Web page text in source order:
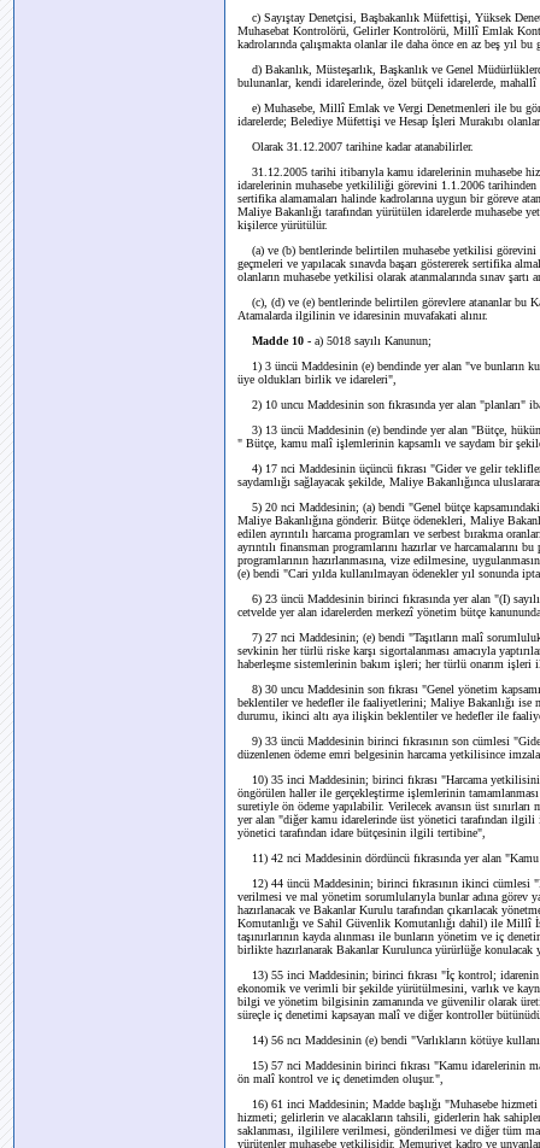
c) Sayıştay Denetçisi, Başbakanlık Müfettişi, Yüksek
Muhasebat Kontrolörü, Gelirler Kontrolörü, Millî Emlak
kadrolarında çalışmakta olanlar ile daha önce en az beş yıl
d) Bakanlık, Müsteşarlık, Başkanlık ve Genel
bulunanlar, kendi idarelerinde, özel bütçeli idarelerde,
e) Muhasebe, Millî Emlak ve Vergi Denetmenleri ile bu
idarelerde; Belediye Müfettişi ve Hesap İşleri Murakıbı
Olarak 31.12.2007 tarihine kadar atanabilirler.
31.12.2005 tarihi itibarıyla kamu idarelerinin muhasebe
idarelerinin muhasebe yetkililiği görevini 1.1.2006 tarihinden
sertifika alamamaları halinde kadrolarına uygun bir göreve
Maliye Bakanlığı tarafından yürütülen idarelerde muhasebe
kişilerce yürütülür.
(a) ve (b) bentlerinde belirtilen muhasebe yetkilisi görevini
geçmeleri ve yapılacak sınavda başarı göstererek sertifika
olanların muhasebe yetkilisi olarak atanmalarında sınav şartı
(c), (d) ve (e) bentlerinde belirtilen görevlere atananlar bu
Atamalarda ilgilinin ve idaresinin muvafakati alınır.
Madde 10 - a) 5018 sayılı Kanunun;
1) 3 üncü Maddesinin (e) bendinde yer alan "ve bunların
üye oldukları birlik ve idareleri",
2) 10 uncu Maddesinin son fıkrasında yer alan "planları"
3) 13 üncü Maddesinin (e) bendinde yer alan "Bütçe,
" Bütçe, kamu malî işlemlerinin kapsamlı ve saydam bir
4) 17 nci Maddesinin üçüncü fıkrası "Gider ve gelir
saydamlığı sağlayacak şekilde, Maliye Bakanlığınca
5) 20 nci Maddesinin; (a) bendi "Genel bütçe kapsamındaki
Maliye Bakanlığına gönderir. Bütçe ödenekleri, Maliye
edilen ayrıntılı harcama programları ve serbest bırakma
ayrıntılı finansman programlarını hazırlar ve harcamalarını
programlarının hazırlanmasına, vize edilmesine,
(e) bendi "Cari yılda kullanılmayan ödenekler yıl sonunda
6) 23 üncü Maddesinin birinci fıkrasında yer alan "(I)
cetvelde yer alan idarelerden merkezî yönetim bütçe
7) 27 nci Maddesinin; (e) bendi "Taşıtların malî
sevkinin her türlü riske karşı sigortalanması amacıyla
haberleşme sistemlerinin bakım işleri; her türlü onarım
8) 30 uncu Maddesinin son fıkrası "Genel yönetim
beklentiler ve hedefler ile faaliyetlerini; Maliye Bakanlığı ise
durumu, ikinci altı aya ilişkin beklentiler ve hedefler ile
9) 33 üncü Maddesinin birinci fıkrasının son cümlesi
düzenlenen ödeme emri belgesinin harcama yetkilisince
10) 35 inci Maddesinin; birinci fıkrası "Harcama
öngörülen haller ile gerçekleştirme işlemlerinin
suretiyle ön ödeme yapılabilir. Verilecek avansın üst
yer alan "diğer kamu idarelerinde üst yönetici tarafından
yönetici tarafından idare bütçesinin ilgili tertibine",
11) 42 nci Maddesinin dördüncü fıkrasında yer alan
12) 44 üncü Maddesinin; birinci fıkrasının ikinci cümlesi
verilmesi ve mal yönetim sorumlularıyla bunlar adına görev
hazırlanacak ve Bakanlar Kurulu tarafından çıkarılacak
Komutanlığı ve Sahil Güvenlik Komutanlığı dahil) ile Millî
taşınırlarının kayda alınması ile bunların yönetim ve iç
birlikte hazırlanarak Bakanlar Kurulunca yürürlüğe
13) 55 inci Maddesinin; birinci fıkrası "İç kontrol;
ekonomik ve verimli bir şekilde yürütülmesini, varlık ve
bilgi ve yönetim bilgisinin zamanında ve güvenilir olarak
süreçle iç denetimi kapsayan malî ve diğer kontroller
14) 56 ncı Maddesinin (e) bendi "Varlıkların kötüye
15) 57 nci Maddesinin birinci fıkrası "Kamu idarelerinin
ön malî kontrol ve iç denetimden oluşur.",
16) 61 inci Maddesinin; Madde başlığı "Muhasebe
hizmeti; gelirlerin ve alacakların tahsili, giderlerin hak
saklanması, ilgililere verilmesi, gönderilmesi ve diğer tüm
yürütenler muhasebe yetkilisidir. Memuriyet kadro ve